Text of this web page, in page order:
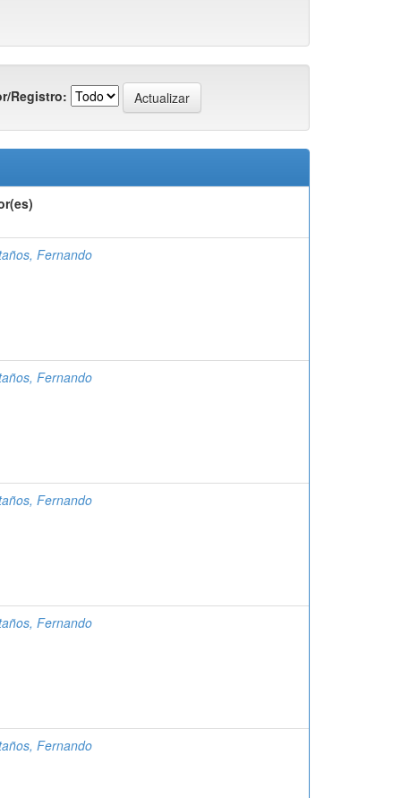
Registro:
Fernando
Fernando
Fernando
Fernando
Fernando